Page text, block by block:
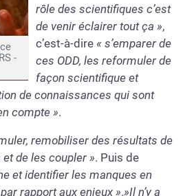
-
rôle des scientifiques c’est
de venir éclairer tout ça »,
c’est-à-dire « s’emparer de
ces ODD, les reformuler de
façon scientifique et
de connaissances qui sont
compte ».
remobiliser des résultats de
de les coupler ». Puis de
et identifier les manques en
rapport aux enjeux ».»Il n’y a